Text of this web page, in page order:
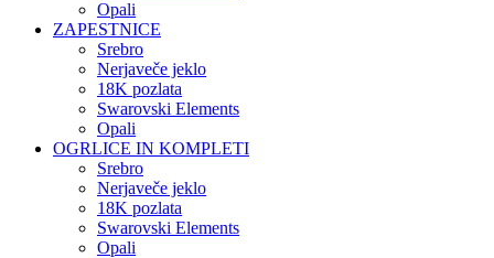
Opali
ZAPESTNICE
Srebro
Nerjaveče jeklo
18K pozlata
Swarovski Elements
Opali
OGRLICE IN KOMPLETI
Srebro
Nerjaveče jeklo
18K pozlata
Swarovski Elements
Opali